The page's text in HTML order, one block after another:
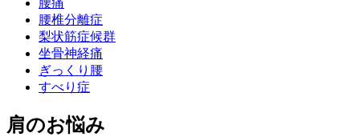
腰痛
腰椎分離症
梨状筋症候群
坐骨神経痛
ぎっくり腰
すべり症
肩のお悩み